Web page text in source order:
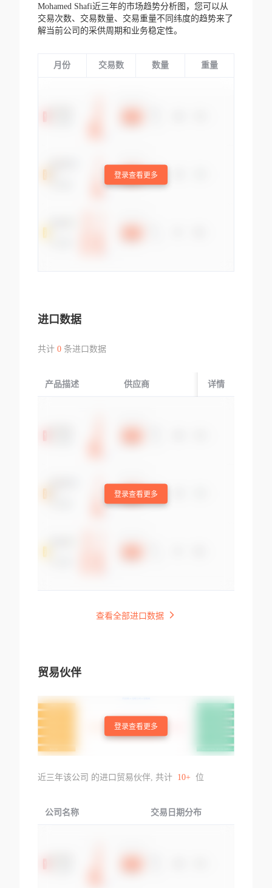
Mohamed Shafi近三年的市场趋势分析图，您可以从
交易次数、交易数量、交易重量不同纬度的趋势来了
解当前公司的采供周期和业务稳定性。
月份 交易数 数量 重量
登录查看更多
进口数据
共计 0条进口数据
产品描述 供应商 起运国/地区
详情
登录查看更多
查看全部进口数据
贸易伙伴
登录查看更多
近三年该公司 的进口贸易伙伴, 共计 10+ 位
公司名称 交易日期分布